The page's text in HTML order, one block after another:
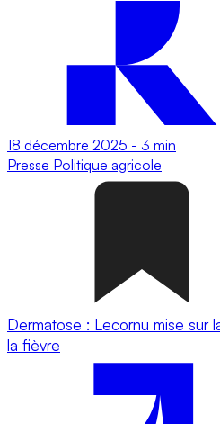
18 décembre 2025 - 3 min
Presse Politique agricole
Dermatose : Lecornu mise sur
la fièvre